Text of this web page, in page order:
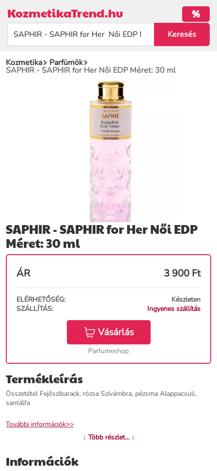
KozmetikaTrend.hu %
Kozmetika Parfümök
SAPHIR - SAPHIR for Her Női EDP Méret: 30 ml
SAPHIR - SAPHIR for Her Női EDP
Méret: 30 ml
ÁR 3 900 Ft
ELÉRHETŐSÉG:
Készleten
SZÁLLÍTÁS:
Ingyenes szállítás
Vásárlás
Parfumeshop
Termékleírás
Összetétel Fejőszibarack, rózsa Szívámbra, pézsma Alappacsuli,
santálfa
További információk>>
↓ Több részlet... ↓
Információk